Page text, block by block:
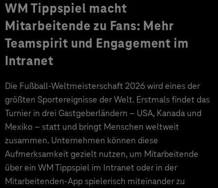
WM Tippspiel macht
Mitarbeitende zu Fans: Mehr
Teamspirit und Engagement im
Intranet
Die Fußball-Weltmeisterschaft 2026 wird eines der
größten Sportereignisse der Welt. Erstmals findet das
Turnier in drei Gastgeberländern – USA, Kanada und
Mexiko – statt und bringt Menschen weltweit
zusammen. Unternehmen können diese
Aufmerksamkeit gezielt nutzen, um Mitarbeitende
über ein WM Tippspiel im Intranet oder in der
Mitarbeitenden-App spielerisch miteinander zu